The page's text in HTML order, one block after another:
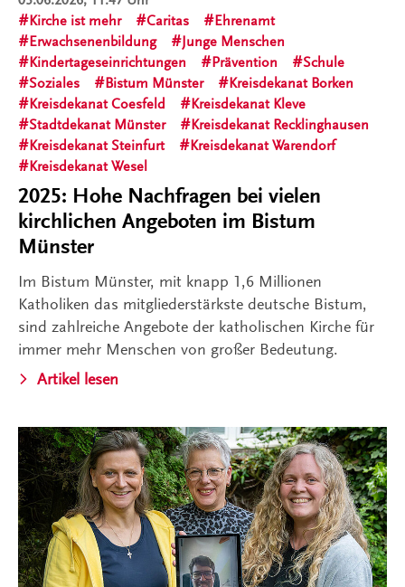
Kirche ist mehr
Caritas
Ehrenamt
Erwachsenenbildung
Junge Menschen
Kindertageseinrichtungen
Prävention
Schule
Soziales
Bistum Münster
Kreisdekanat Borken
Kreisdekanat Coesfeld
Kreisdekanat Kleve
Stadtdekanat Münster
Kreisdekanat Recklinghausen
Kreisdekanat Steinfurt
Kreisdekanat Warendorf
Kreisdekanat Wesel
2025: Hohe Nachfragen bei vielen
kirchlichen Angeboten im Bistum
Münster
Im Bistum Münster, mit knapp 1,6 Millionen
Katholiken das mitgliederstärkste deutsche Bistum,
sind zahlreiche Angebote der katholischen Kirche für
immer mehr Menschen von großer Bedeutung.
Artikel lesen